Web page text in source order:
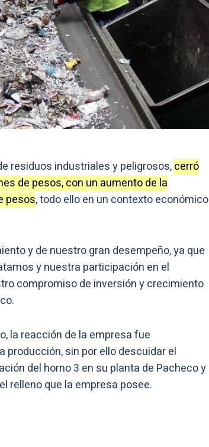
residuos industriales y peligrosos,cerró
de pesos, con un aumento de la
pesos, todo ello en un contexto económico
y de nuestro gran desempeño, ya que
y nuestra participación en el
compromiso de inversión y crecimiento
la reacción de la empresa fue
sin por ello descuidar el
del horno 3 en su planta de Pacheco y
relleno que la empresa posee.